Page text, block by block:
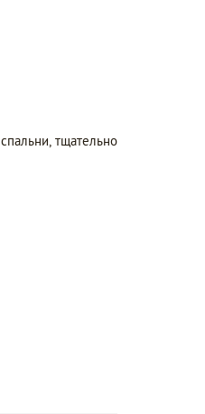
тщательно